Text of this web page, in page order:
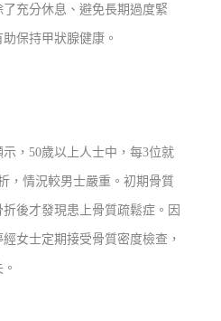
充分休息、避免長期過度緊
保持甲狀腺健康。
，50歲以上人士中，每3位就
，情況較男士嚴重。初期骨質
後才發現患上骨質疏鬆症。因
女士定期接受骨質密度檢查，